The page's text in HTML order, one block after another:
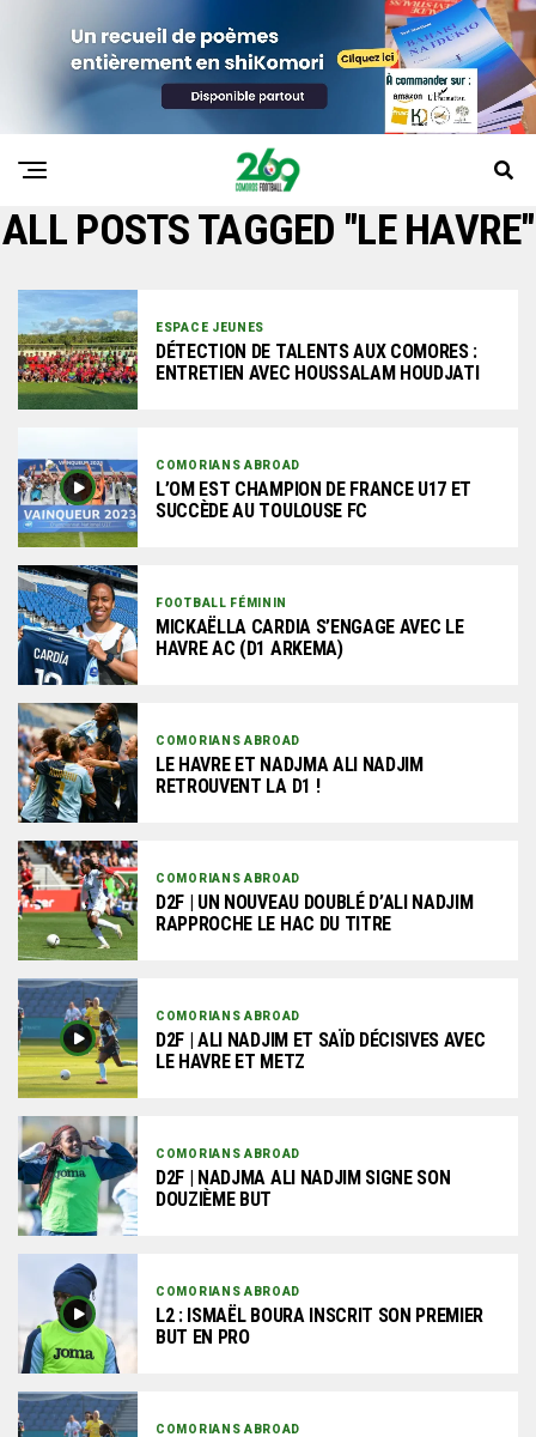
ALL POSTS TAGGED "LE HAVRE"
ESPACE JEUNES
DÉTECTION DE TALENTS AUX COMORES :
ENTRETIEN AVEC HOUSSALAM HOUDJATI
COMORIANS ABROAD
L’OM EST CHAMPION DE FRANCE U17 ET
SUCCÈDE AU TOULOUSE FC
FOOTBALL FÉMININ
MICKAËLLA CARDIA S’ENGAGE AVEC LE
HAVRE AC (D1 ARKEMA)
COMORIANS ABROAD
LE HAVRE ET NADJMA ALI NADJIM
RETROUVENT LA D1 !
COMORIANS ABROAD
D2F | UN NOUVEAU DOUBLÉ D’ALI NADJIM
RAPPROCHE LE HAC DU TITRE
COMORIANS ABROAD
D2F | ALI NADJIM ET SAÏD DÉCISIVES AVEC
LE HAVRE ET METZ
COMORIANS ABROAD
D2F | NADJMA ALI NADJIM SIGNE SON
DOUZIÈME BUT
COMORIANS ABROAD
L2 : ISMAËL BOURA INSCRIT SON PREMIER
BUT EN PRO
COMORIANS ABROAD